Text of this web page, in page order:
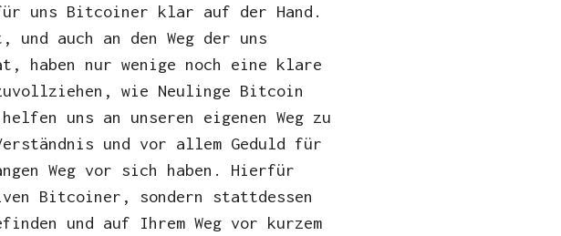
uns Bitcoiner klar auf der Hand.
auch an den Weg der uns
haben nur wenige noch eine klare
wie Neulinge Bitcoin
uns an unseren eigenen Weg zu
und vor allem Geduld für
Weg vor sich haben. Hierfür
Bitcoiner, sondern stattdessen
und auf Ihrem Weg vor kurzem